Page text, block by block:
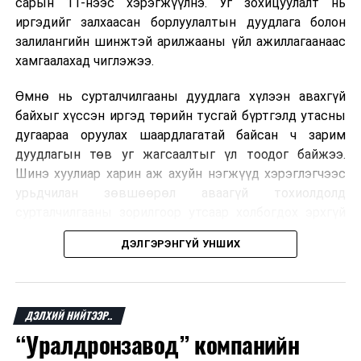
сая төгрөг хүрчээ
сарын 11-нээс хэрэгжүүлнэ. Уг зохицуулалт нь
иргэдийг залхаасан борлуулалтын дуудлага болон
залилангийн шинжтэй арилжааны үйл ажиллагаанаас
хамгаалахад чиглэжээ.
Өмнө нь сурталчилгааны дуудлага хүлээн авахгүй
байхыг хүссэн иргэд төрийн тусгай бүртгэлд утасны
дугаараа оруулах шаардлагатай байсан ч зарим
дуудлагын төв уг жагсаалтыг үл тоодог байжээ.
Шинэ хуулиар харин аж ахуйн нэгжүүд хэрэглэгчээс
урьдчилан зөвшөөрөл аваагүй тохиолдолд
болно. Иргэн өгсөн зөвшөөрлөө хүссэн үедээ цуцлах
Францын эрх баригчдын тооцоолсноор тус улсын
иргэдийн дөрөвний гурав орчим нь долоо хоног бүр
дор хаяж нэг удаа хүсээгүй сурталчилгааны дуудлага
хүлээн авдаг бөгөөд олон хүн үүнээс ч олон
ДЭЛГЭРЭНГҮЙ УНШИХ
ДЭЛХИЙ НИЙТЭЭР..
“Уралдронзавод” компанийн